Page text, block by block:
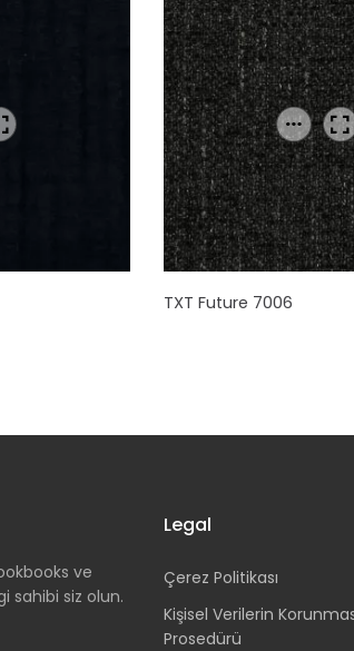
TXT Future 7006
ve
sahibi siz olun.
Legal
Çerez Politikası
Kişisel Verilerin
Prosedürü